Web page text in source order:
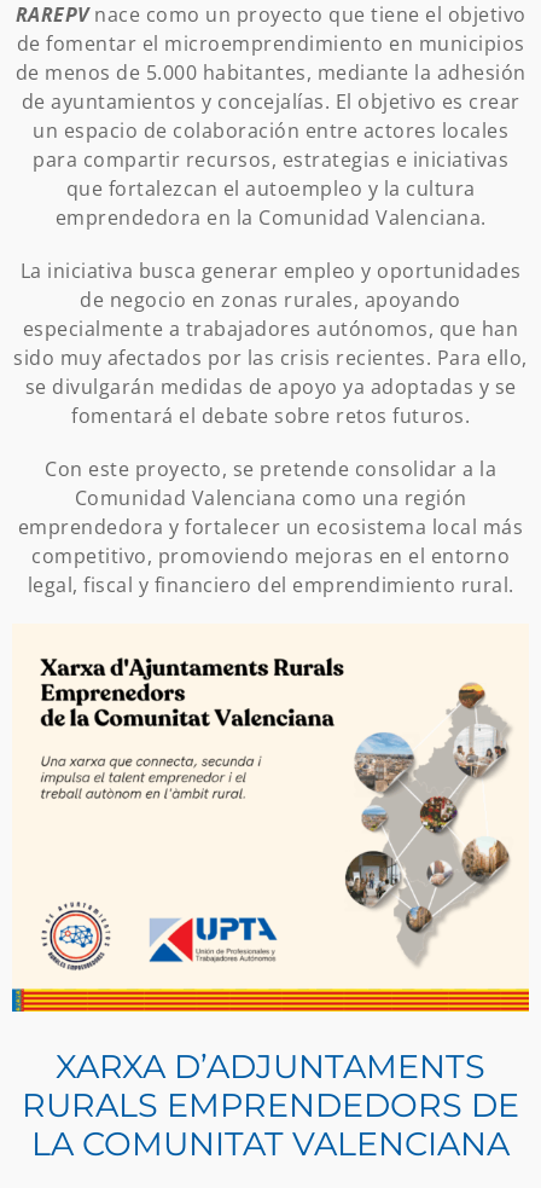
RAREPVnace como un proyecto que tiene el objetivo
de fomentar el microemprendimiento en municipios
de menos de 5.000 habitantes, mediante la adhesión
de ayuntamientos y concejalías. El objetivo es crear
un espacio de colaboración entre actores locales
para compartir recursos, estrategias e iniciativas
que fortalezcan el autoempleo y la cultura
emprendedora en la Comunidad Valenciana.
La iniciativa busca generar empleo y oportunidades
de negocio en zonas rurales, apoyando
especialmente a trabajadores autónomos, que han
sido muy afectados por las crisis recientes. Para ello,
se divulgarán medidas de apoyo ya adoptadas y se
fomentará el debate sobre retos futuros.
Con este proyecto, se pretende consolidar a la
Comunidad Valenciana como una región
emprendedora y fortalecer un ecosistema local más
competitivo, promoviendo mejoras en el entorno
legal, fiscal y financiero del emprendimiento rural.
XARXA D’ADJUNTAMENTS
RURALS EMPRENDEDORS DE
LA COMUNITAT VALENCIANA